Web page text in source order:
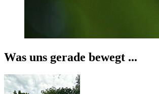
Was uns gerade bewegt ...